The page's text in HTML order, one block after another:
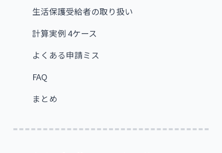
生活保護受給者の取り扱い
計算実例 4ケース
よくある申請ミス
FAQ
まとめ